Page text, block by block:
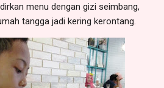
menu dengan gizi seimbang,
tangga jadi kering kerontang.